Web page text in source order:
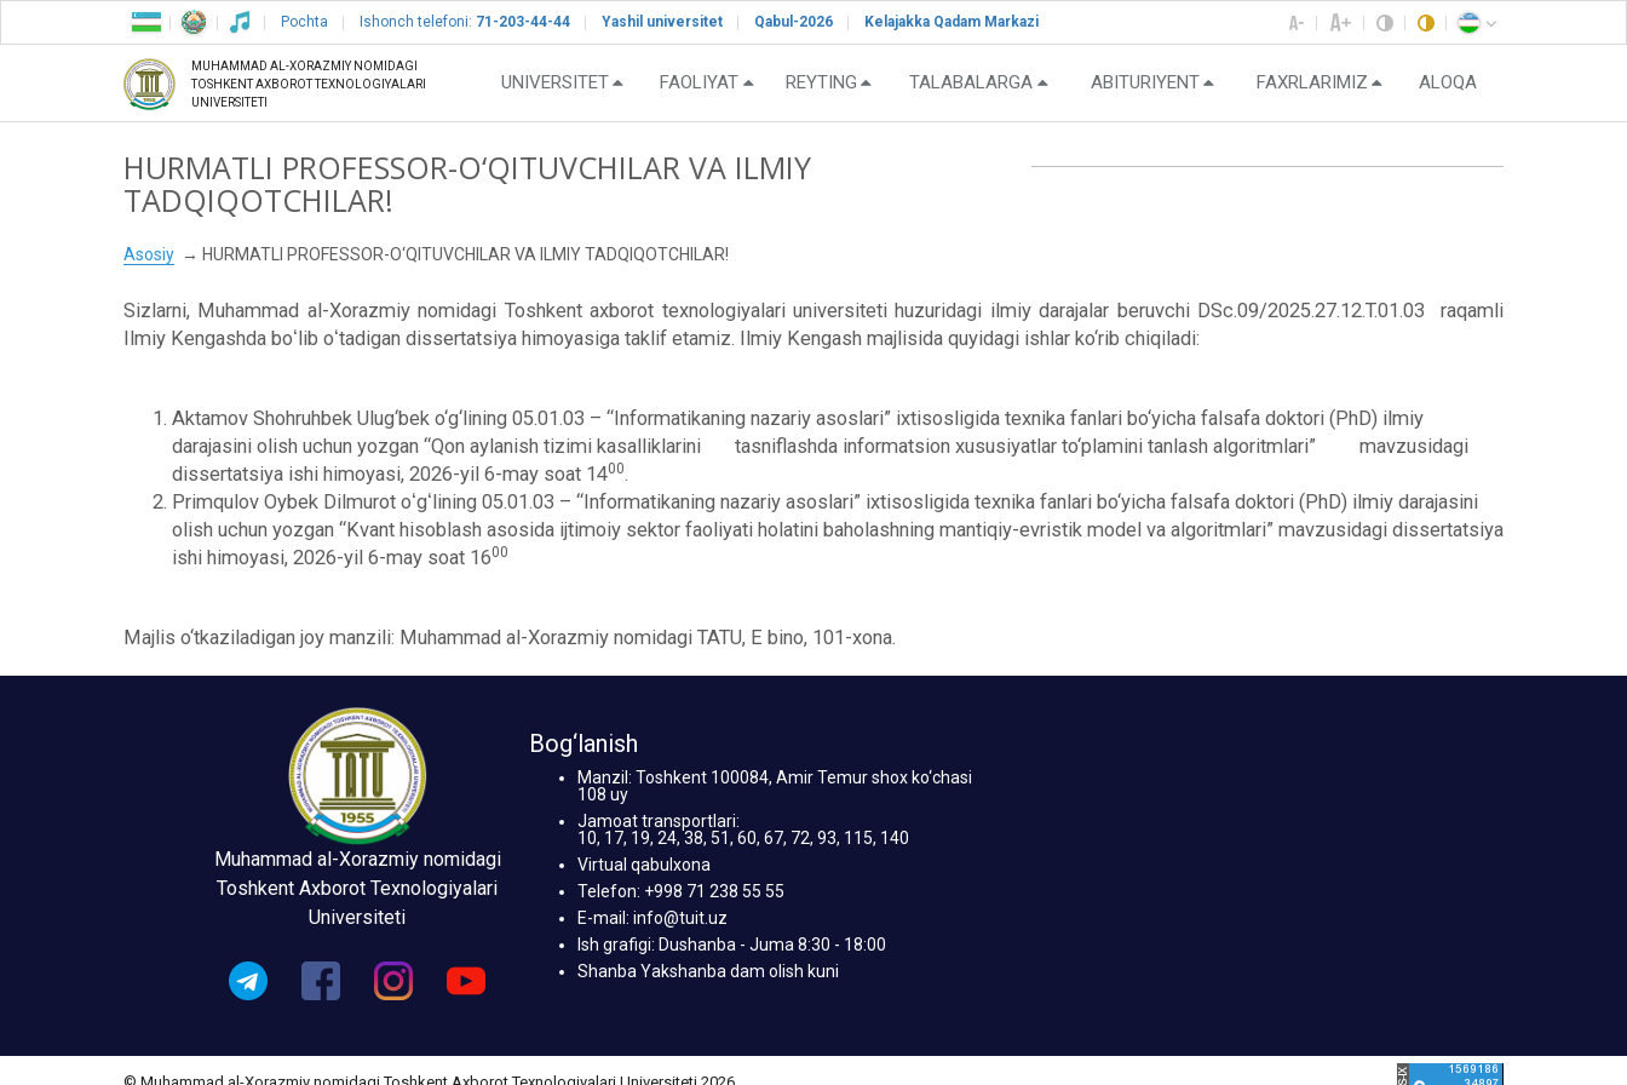
Pochta Ishonch telefoni: 71-203-44-44 Yashil universitet Qabul-2026 Kelajakka Qadam Markazi
MUHAMMAD AL-XORAZMIY NOMIDAGI
TOSHKENT AXBOROT TEXNOLOGIYALARI
UNIVERSITETI
UNIVERSITET FAOLIYAT REYTING TALABALARGA ABITURIYENT FAXRLARIMIZ ALOQA
HURMATLI PROFESSOR-О‘QITUVCHILAR VA ILMIY
TADQIQOTCHILAR!
Asosiy HURMATLI PROFESSOR-О‘QITUVCHILAR VA ILMIY TADQIQOTCHILAR!
Sizlarni, Muhammad al-Xorazmiy nomidagi Toshkent axborot texnologiyalari universiteti huzuridagi ilmiy darajalar beruvchi DSc.09/2025.27.12.T.01.03 raqamli
Ilmiy Kengashda boʻlib oʻtadigan dissertatsiya himoyasiga taklif etamiz. Ilmiy Kengash majlisida quyidagi ishlar ko‘rib chiqiladi:
Aktamov Shohruhbek Ulug‘bek o‘g‘lining 05.01.03 – “Informatikaning nazariy asoslari” ixtisosligida texnika fanlari bo‘yicha falsafa doktori (PhD) ilmiy
darajasini olish uchun yozgan “Qon aylanish tizimi kasalliklarini tasniflashda informatsion xususiyatlar to‘plamini tanlash algoritmlari” mavzusidagi
dissertatsiya ishi himoyasi, 2026-yil 6-may soat 1400.
Primqulov Oybek Dilmurot oʻgʻlining 05.01.03 – “Informatikaning nazariy asoslari” ixtisosligida texnika fanlari bo‘yicha falsafa doktori (PhD) ilmiy darajasini
olish uchun yozgan “Kvant hisoblash asosida ijtimoiy sektor faoliyati holatini baholashning mantiqiy-evristik model va algoritmlari” mavzusidagi dissertatsiya
ishi himoyasi, 2026-yil 6-may soat 1600
Majlis o‘tkaziladigan joy manzili: Muhammad al-Xorazmiy nomidagi TATU, E bino, 101-xona.
Muhammad al-Xorazmiy nomidagi
Toshkent Axborot Texnologiyalari
Universiteti
Bog‘lanish
Manzil: Toshkent 100084, Amir Temur shox ko‘chasi
108 uy
Jamoat transportlari:
10, 17, 19, 24, 38, 51, 60, 67, 72, 93, 115, 140
Virtual qabulxona
Telefon: +998 71 238 55 55
E-mail: info@tuit.uz
Ish grafigi: Dushanba - Juma 8:30 - 18:00
Shanba Yakshanba dam olish kuni